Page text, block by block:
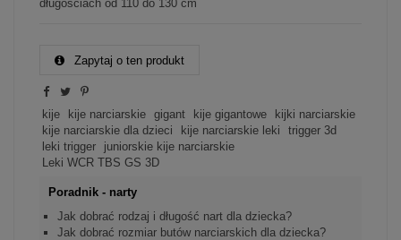
długościach od 110 do 130 cm
Zapytaj o ten produkt
kije kije narciarskie gigant kije gigantowe
kijki narciarskie
kije narciarskie dla dzieci
kije narciarskie leki
trigger 3d
leki trigger
juniorskie kije narciarskie
Leki WCR TBS GS 3D
Poradnik - narty
Jak dobrać rodzaj i długość nart dla dziecka?
Jak dobrać rozmiar butów narciarskich dla dziecka?